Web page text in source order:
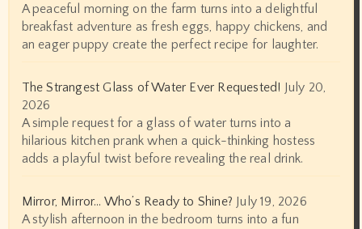
A peaceful morning on the farm turns into a delightful
breakfast adventure as fresh eggs, happy chickens, and
an eager puppy create the perfect recipe for laughter.
The Strangest Glass of Water Ever Requested! July 20,
2026
A simple request for a glass of water turns into a
hilarious kitchen prank when a quick-thinking hostess
adds a playful twist before revealing the real drink.
Mirror, Mirror… Who’s Ready to Shine? July 19, 2026
A stylish afternoon in the bedroom turns into a fun